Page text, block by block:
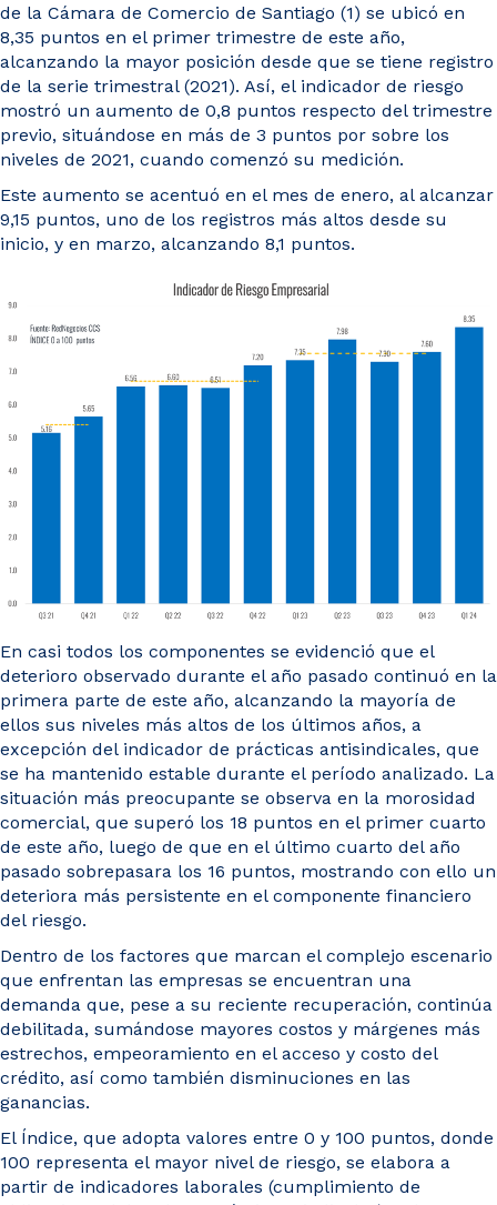
de la Cámara de Comercio de Santiago (1) se ubicó en
8,35 puntos en el primer trimestre de este año,
alcanzando la mayor posición desde que se tiene registro
de la serie trimestral (2021). Así, el indicador de riesgo
mostró un aumento de 0,8 puntos respecto del trimestre
previo, situándose en más de 3 puntos por sobre los
niveles de 2021, cuando comenzó su medición.
Este aumento se acentuó en el mes de enero, al alcanzar
9,15 puntos, uno de los registros más altos desde su
inicio, y en marzo, alcanzando 8,1 puntos.
En casi todos los componentes se evidenció que el
deterioro observado durante el año pasado continuó en la
primera parte de este año, alcanzando la mayoría de
ellos sus niveles más altos de los últimos años, a
excepción del indicador de prácticas antisindicales, que
se ha mantenido estable durante el período analizado. La
situación más preocupante se observa en la morosidad
comercial, que superó los 18 puntos en el primer cuarto
de este año, luego de que en el último cuarto del año
pasado sobrepasara los 16 puntos, mostrando con ello un
deteriora más persistente en el componente financiero
del riesgo.
Dentro de los factores que marcan el complejo escenario
que enfrentan las empresas se encuentran una
demanda que, pese a su reciente recuperación, continúa
debilitada, sumándose mayores costos y márgenes más
estrechos, empeoramiento en el acceso y costo del
crédito, así como también disminuciones en las
ganancias.
El Índice, que adopta valores entre 0 y 100 puntos, donde
100 representa el mayor nivel de riesgo, se elabora a
partir de indicadores laborales (cumplimiento de